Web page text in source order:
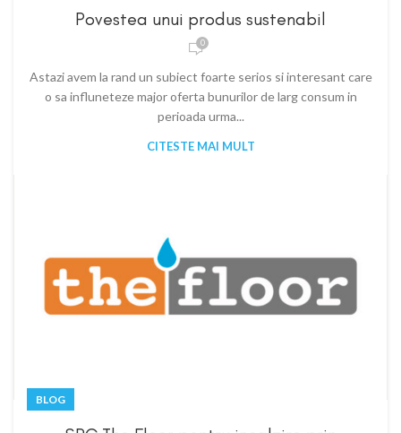
Povestea unui produs sustenabil
0
Astazi avem la rand un subiect foarte serios si interesant care
o sa influneteze major oferta bunurilor de larg consum in
perioada urma...
CITESTE MAI MULT
BLOG